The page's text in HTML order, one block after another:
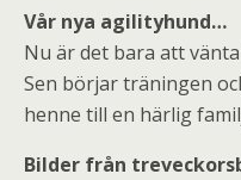
Vår nya agilityhund…
Nu är det bara att
Sen börjar träningen
henne till en härlig
Bilder från